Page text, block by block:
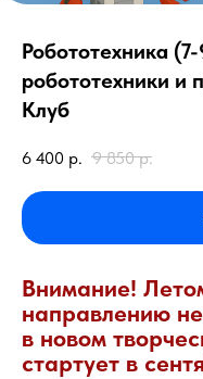
Робототехника
робототехники и
Клуб
6 400 р. 9 850 р.
Внимание!
направлению
в новом
стартует в